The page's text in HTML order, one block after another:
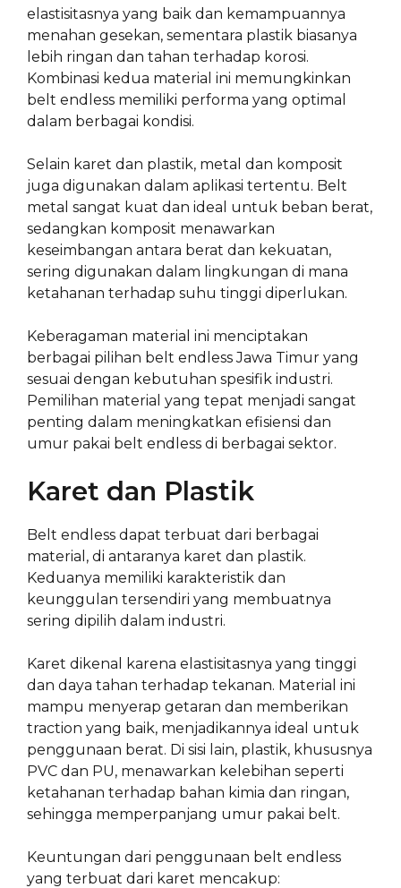
elastisitasnya yang baik dan kemampuannya
menahan gesekan, sementara plastik biasanya
lebih ringan dan tahan terhadap korosi.
Kombinasi kedua material ini memungkinkan
belt endless memiliki performa yang optimal
dalam berbagai kondisi.
Selain karet dan plastik, metal dan komposit
juga digunakan dalam aplikasi tertentu. Belt
metal sangat kuat dan ideal untuk beban berat,
sedangkan komposit menawarkan
keseimbangan antara berat dan kekuatan,
sering digunakan dalam lingkungan di mana
ketahanan terhadap suhu tinggi diperlukan.
Keberagaman material ini menciptakan
berbagai pilihan belt endless Jawa Timur yang
sesuai dengan kebutuhan spesifik industri.
Pemilihan material yang tepat menjadi sangat
penting dalam meningkatkan efisiensi dan
umur pakai belt endless di berbagai sektor.
Karet dan Plastik
Belt endless dapat terbuat dari berbagai
material, di antaranya karet dan plastik.
Keduanya memiliki karakteristik dan
keunggulan tersendiri yang membuatnya
sering dipilih dalam industri.
Karet dikenal karena elastisitasnya yang tinggi
dan daya tahan terhadap tekanan. Material ini
mampu menyerap getaran dan memberikan
traction yang baik, menjadikannya ideal untuk
penggunaan berat. Di sisi lain, plastik, khususnya
PVC dan PU, menawarkan kelebihan seperti
ketahanan terhadap bahan kimia dan ringan,
sehingga memperpanjang umur pakai belt.
Keuntungan dari penggunaan belt endless
yang terbuat dari karet mencakup: